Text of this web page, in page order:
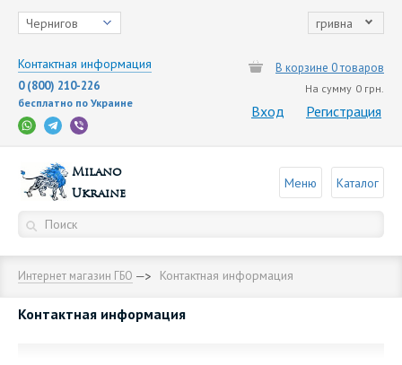
Чернигов гривна
Контактная информация
0 (800) 210-226
бесплатно по Украине
В корзине 0 товаров
На сумму 0 грн.
Вход Регистрация
Milano
Ukraine
Меню Каталог
Интернет магазин ГБО Контактная информация
Контактная информация